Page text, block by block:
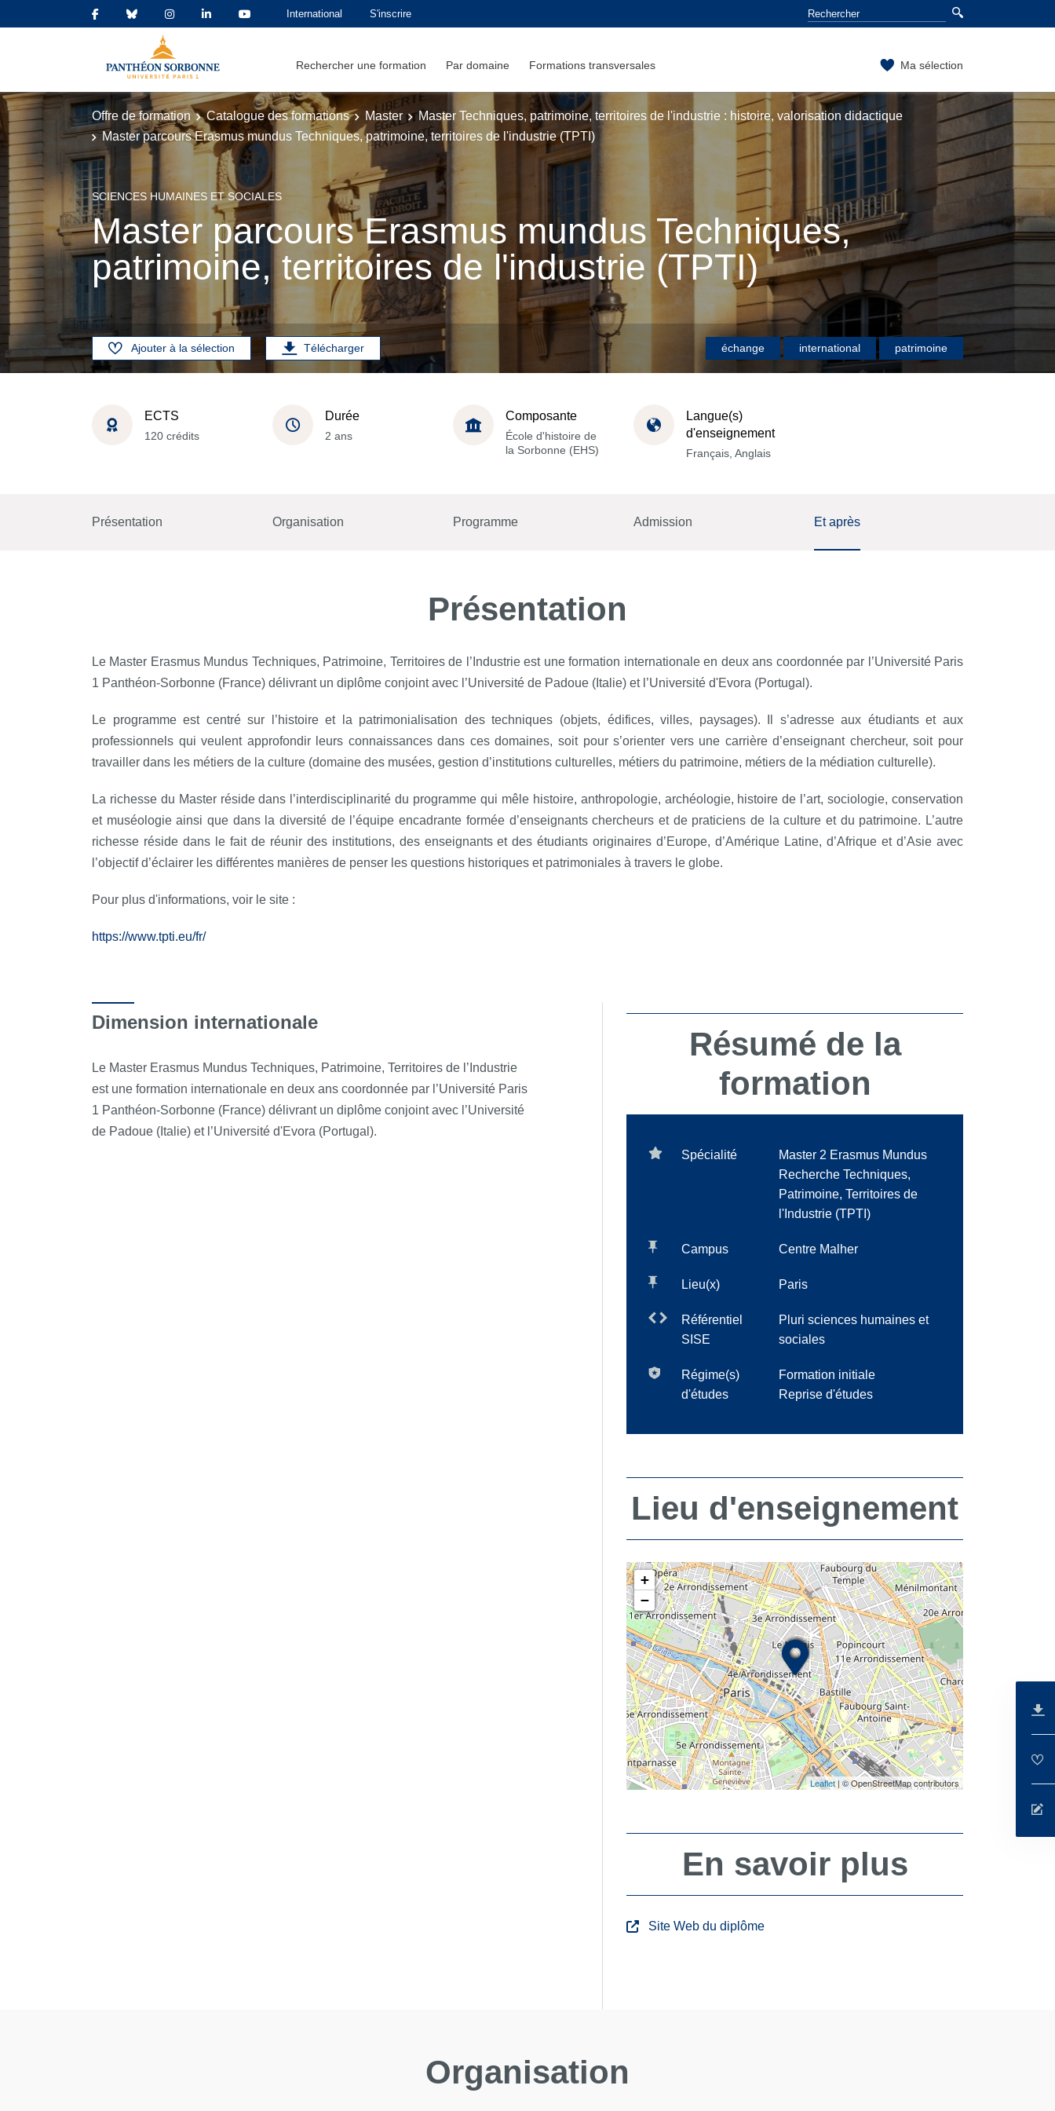
International S'inscrire
Rechercher une formation Par domaine Formations transversales Ma sélection
Offre de formation Catalogue des formations Master
Master Techniques, patrimoine, territoires de l'industrie : histoire, valorisation didactique
Master parcours Erasmus mundus Techniques, patrimoine, territoires de l'industrie (TPTI)
SCIENCES HUMAINES ET SOCIALES
Master parcours Erasmus mundus Techniques,
patrimoine, territoires de l'industrie (TPTI)
Ajouter à la sélection Télécharger échange international patrimoine
ECTS
120 crédits
Durée
2 ans
Composante
École d'histoire de
la Sorbonne (EHS)
Langue(s)
d'enseignement
Français, Anglais
Présentation Organisation Programme Admission Et après
Présentation
Le Master Erasmus Mundus Techniques, Patrimoine, Territoires de l’Industrie est une formation internationale en deux ans coordonnée par l’Université Paris
1 Panthéon-Sorbonne (France) délivrant un diplôme conjoint avec l’Université de Padoue (Italie) et l’Université d'Evora (Portugal).
Le programme est centré sur l’histoire et la patrimonialisation des techniques (objets, édifices, villes, paysages). Il s’adresse aux étudiants et aux
professionnels qui veulent approfondir leurs connaissances dans ces domaines, soit pour s’orienter vers une carrière d’enseignant chercheur, soit pour
travailler dans les métiers de la culture (domaine des musées, gestion d’institutions culturelles, métiers du patrimoine, métiers de la médiation culturelle).
La richesse du Master réside dans l’interdisciplinarité du programme qui mêle histoire, anthropologie, archéologie, histoire de l’art, sociologie, conservation
et muséologie ainsi que dans la diversité de l’équipe encadrante formée d’enseignants chercheurs et de praticiens de la culture et du patrimoine. L’autre
richesse réside dans le fait de réunir des institutions, des enseignants et des étudiants originaires d’Europe, d’Amérique Latine, d’Afrique et d’Asie avec
l’objectif d’éclairer les différentes manières de penser les questions historiques et patrimoniales à travers le globe.
Pour plus d'informations, voir le site :
https://www.tpti.eu/fr/
Dimension internationale
Le Master Erasmus Mundus Techniques, Patrimoine, Territoires de l’Industrie
est une formation internationale en deux ans coordonnée par l’Université Paris
1 Panthéon-Sorbonne (France) délivrant un diplôme conjoint avec l’Université
de Padoue (Italie) et l’Université d'Evora (Portugal).
Résumé de la
formation
Spécialité
Master 2 Erasmus Mundus
Recherche Techniques,
Patrimoine, Territoires de
l'Industrie (TPTI)
Campus Centre Malher
Lieu(x) Paris
Référentiel
SISE
Pluri sciences humaines et
sociales
Régime(s)
d'études
Formation initiale
Reprise d'études
Lieu d'enseignement
+
−
Leaflet| © OpenStreetMap contributors
En savoir plus
Site Web du diplôme
Organisation